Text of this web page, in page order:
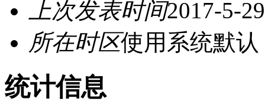
上次发表时间2017-5-
所在时区使用系统默认
统计信息